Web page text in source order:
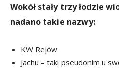
Wokół stały trzy łodzie
nadano takie nazwy:
KW Rejów
Jachu – taki pseudonim u